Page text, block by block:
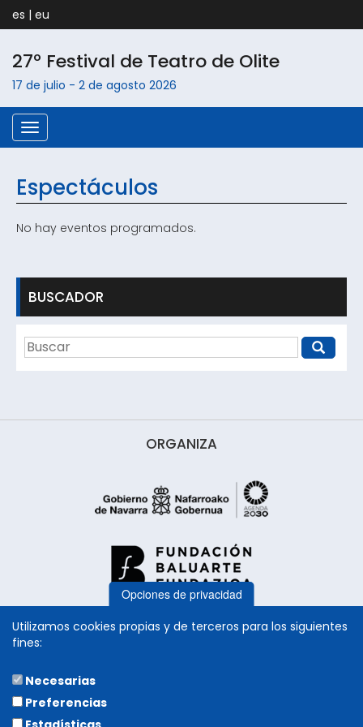
es | eu
27º Festival de Teatro de Olite
17 de julio - 2 de agosto 2026
Menú
Espectáculos
No hay eventos programados.
BUSCADOR
ORGANIZA
Opciones de privacidad
Utilizamos cookies propias y de terceros para los siguientes
fines:
Necesarias
Preferencias